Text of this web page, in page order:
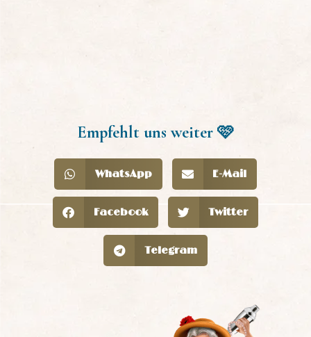
Empfehlt uns weiter 🩷
WhatsApp E-Mail
Facebook Twitter
Telegram